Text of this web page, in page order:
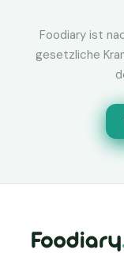
Foodiary ist
gesetzliche